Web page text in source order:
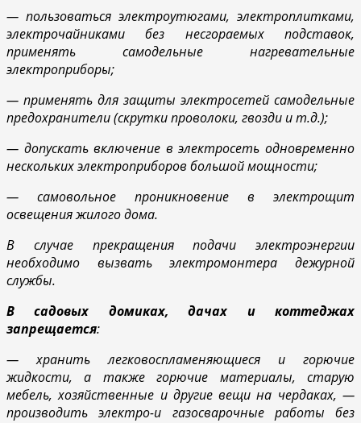
— пользоваться электроутюгами, электроплитками,
электрочайниками без несгораемых подставок,
применять самодельные нагревательные
электроприборы;
— применять для защиты электросетей самодельные
предохранители (скрутки проволоки, гвозди и т.д.);
— допускать включение в электросеть одновременно
нескольких электроприборов большой мощности;
— самовольное проникновение в электрощит
освещения жилого дома.
В случае прекращения подачи электроэнергии
необходимо вызвать электромонтера дежурной
службы.
В садовых домиках, дачах и коттеджах
запрещается:
— хранить легковоспламеняющиеся и горючие
жидкости, а также горючие материалы, старую
мебель, хозяйственные и другие вещи на чердаках, —
производить электро-и газосварочные работы без